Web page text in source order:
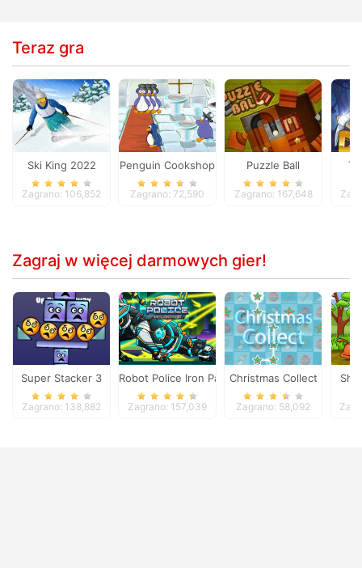
Teraz gra
Ski King 2022
Zagrano: 106,852
Penguin Cookshop
Zagrano: 72,590
Puzzle Ball
Zagrano: 167,648
Zagraj w więcej darmowych gier!
Super Stacker 3
Zagrano: 138,882
Robot Police Iron Panther
Zagrano: 157,039
Christmas Collect
Zagrano: 58,092